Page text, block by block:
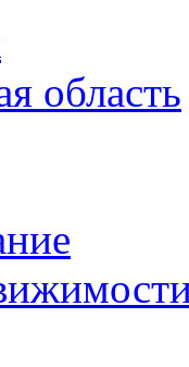
область